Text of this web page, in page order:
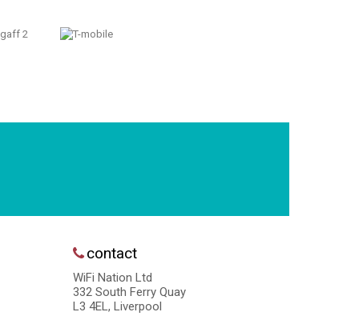
contact
WiFi Nation Ltd
332 South Ferry Quay
L3 4EL, Liverpool